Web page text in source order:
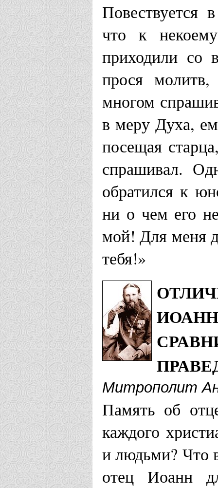
Повествуется
что к некоему
приходили со
прося
многом
в меру Духа,
посещая
спрашивал.
обратился к
ни о чем его
мой! Для меня
тебя!»
Митрополит
Память об
каждого
и людьми? Что
отец Иоанн